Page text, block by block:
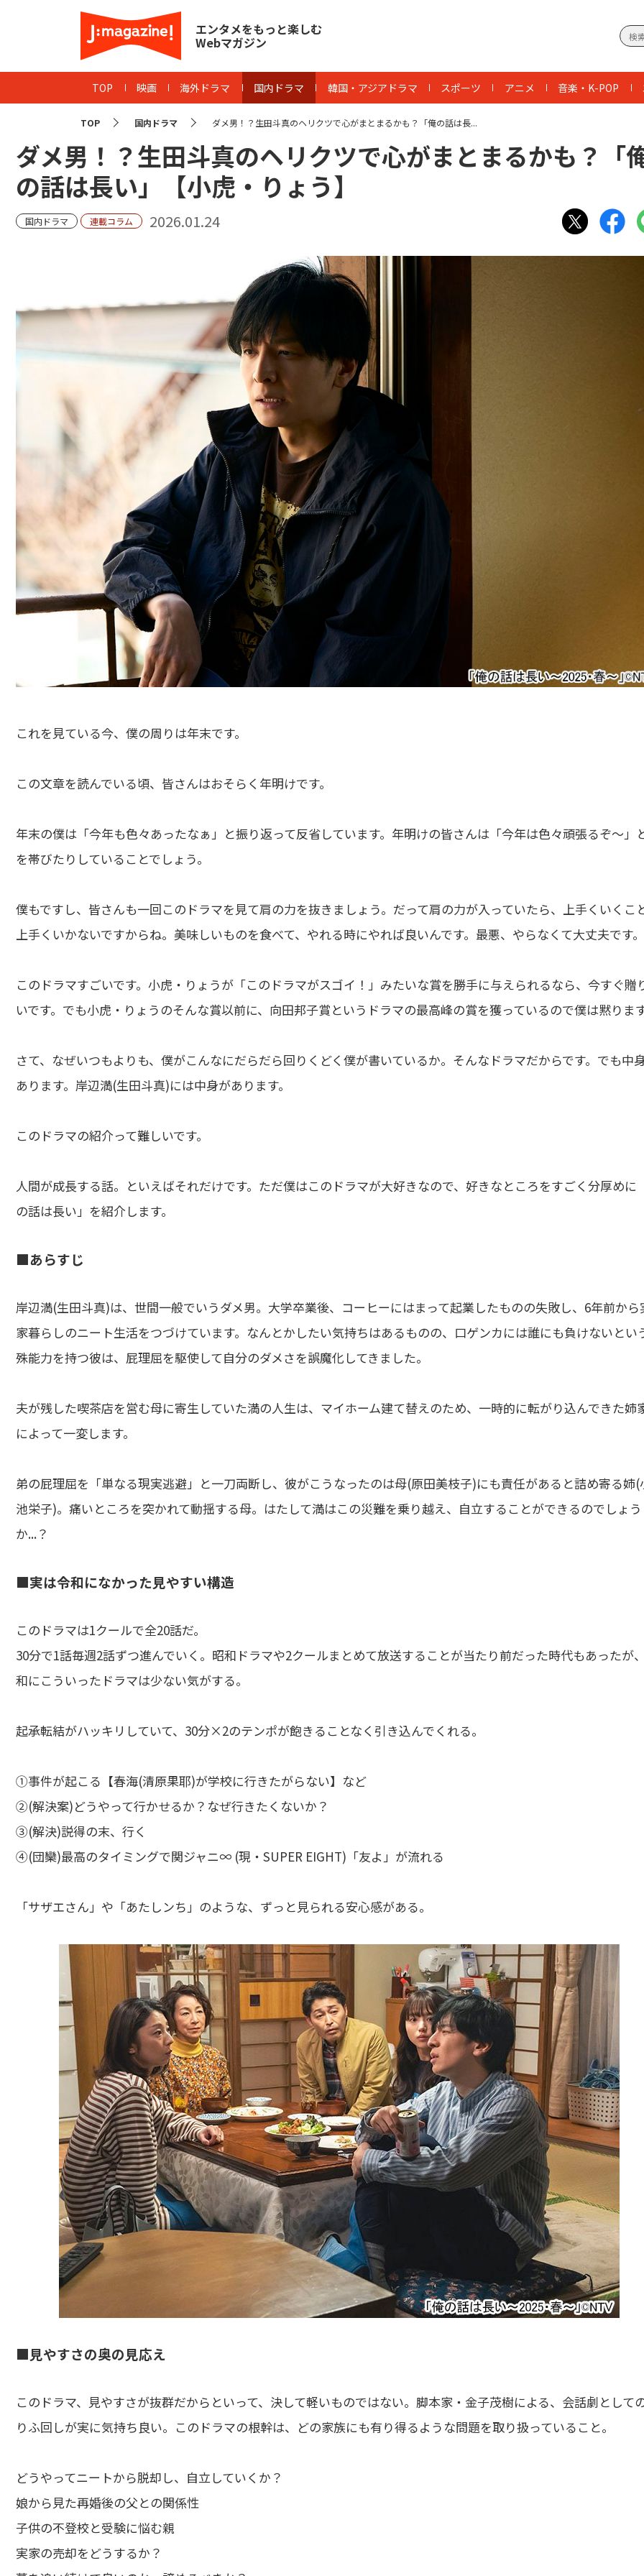
エンタメをもっと楽しむ
Webマガジン
TOP 映画 海外ドラマ 国内ドラマ 韓国・アジアドラマ スポーツ アニメ 音楽・K-POP
TOP 国内ドラマ ダメ男！？生田斗真のヘリクツで心がまとまるかも？「俺の話は長...
ダメ男！？生田斗真のヘリクツで心がまとまるかも？「
の話は長い」【小虎・りょう】
国内ドラマ 連載コラム 2026.01.24
これを見ている今、僕の周りは年末です。
この文章を読んでいる頃、皆さんはおそらく年明けです。
年末の僕は「今年も色々あったなぁ」と振り返って反省しています。年明けの皆さんは「今年は色々頑張るぞ〜」
を帯びたりしていることでしょう。
僕もですし、皆さんも一回このドラマを見て肩の力を抜きましょう。だって肩の力が入っていたら、上手くいくこ
上手くいかないですからね。美味しいものを食べて、やれる時にやれば良いんです。最悪、やらなくて大丈夫です。
このドラマすごいです。小虎・りょうが「このドラマがスゴイ！」みたいな賞を勝手に与えられるなら、今すぐ贈
いです。でも小虎・りょうのそんな賞以前に、向田邦子賞というドラマの最高峰の賞を獲っているので僕は黙りま
さて、なぜいつもよりも、僕がこんなにだらだら回りくどく僕が書いているか。そんなドラマだからです。でも中
あります。岸辺満(生田斗真)には中身があります。
このドラマの紹介って難しいです。
人間が成長する話。といえばそれだけです。ただ僕はこのドラマが大好きなので、好きなところをすごく分厚めに
の話は長い」を紹介します。
■あらすじ
岸辺満(生田斗真)は、世間一般でいうダメ男。大学卒業後、コーヒーにはまって起業したものの失敗し、6年前から
家暮らしのニート生活をつづけています。なんとかしたい気持ちはあるものの、口ゲンカには誰にも負けないとい
殊能力を持つ彼は、屁理屈を駆使して自分のダメさを誤魔化してきました。
夫が残した喫茶店を営む母に寄生していた満の人生は、マイホーム建て替えのため、一時的に転がり込んできた姉
によって一変します。
弟の屁理屈を「単なる現実逃避」と一刀両断し、彼がこうなったのは母(原田美枝子)にも責任があると詰め寄る姉(
池栄子)。痛いところを突かれて動揺する母。はたして満はこの災難を乗り越え、自立することができるのでしょう
か...？
■実は令和になかった見やすい構造
このドラマは1クールで全20話だ。
30分で1話毎週2話ずつ進んでいく。昭和ドラマや2クールまとめて放送することが当たり前だった時代もあったが
和にこういったドラマは少ない気がする。
起承転結がハッキリしていて、30分×2のテンポが飽きることなく引き込んでくれる。
①事件が起こる【春海(清原果耶)が学校に行きたがらない】など
②(解決案)どうやって行かせるか？なぜ行きたくないか？
③(解決)説得の末、行く
④(団欒)最高のタイミングで関ジャニ∞ (現・SUPER EIGHT)「友よ」が流れる
「サザエさん」や「あたしンち」のような、ずっと見られる安心感がある。
■見やすさの奥の見応え
このドラマ、見やすさが抜群だからといって、決して軽いものではない。脚本家・金子茂樹による、会話劇として
りふ回しが実に気持ち良い。このドラマの根幹は、どの家族にも有り得るような問題を取り扱っていること。
どうやってニートから脱却し、自立していくか？
娘から見た再婚後の父との関係性
子供の不登校と受験に悩む親
実家の売却をどうするか？